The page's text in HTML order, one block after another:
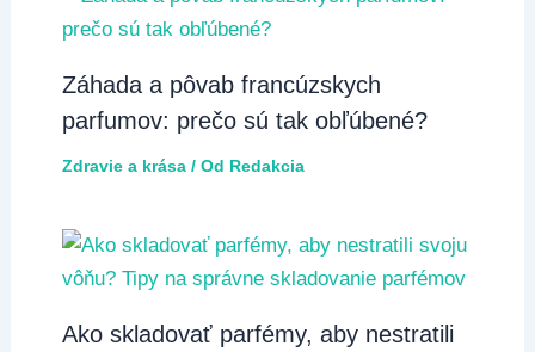
Záhada a pôvab francúzskych
parfumov: prečo sú tak obľúbené?
Zdravie a krása/ Od Redakcia
Ako skladovať parfémy, aby nestratili